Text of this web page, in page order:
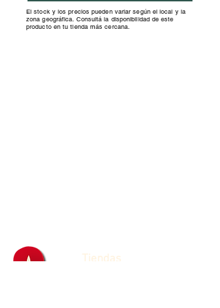
El stock y los precios pueden variar según el local y la
zona geográfica. Consultá la disponibilidad de este
producto en tu tienda más cercana.
Tiendas